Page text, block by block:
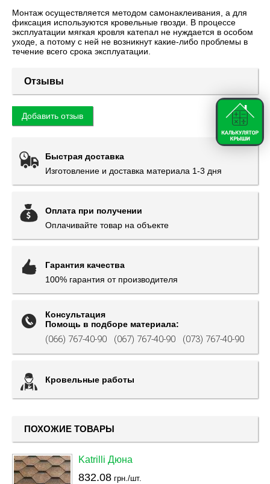
Монтаж осуществляется методом самонаклеивания, а для
фиксация используются кровельные гвозди. В процессе
эксплуатации мягкая кровля катепал не нуждается в особом
уходе, а потому с ней не возникнут какие-либо проблемы в
течение всего срока эксплуатации.
Отзывы
Добавить отзыв
Быстрая доставка
Изготовление и доставка материала 1-3 дня
Оплата при получении
Оплачивайте товар на объекте
Гарантия качества
100% гарантия от производителя
Консультация
Помощь в подборе материала:
(066) 767-40-90 (067) 767-40-90 (073) 767-40-90
Кровельные работы
ПОХОЖИЕ ТОВАРЫ
Katrilli Дюна
832.08 грн./шт.